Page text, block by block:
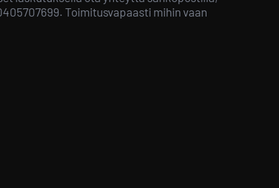
Toimitusvapaasti mihin vaan